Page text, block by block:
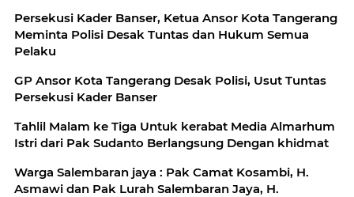
Persekusi Kader Banser, Ketua Ansor Kota Tangerang
Meminta Polisi Desak Tuntas dan Hukum Semua
Pelaku
GP Ansor Kota Tangerang Desak Polisi, Usut Tuntas
Persekusi Kader Banser
Tahlil Malam ke Tiga Untuk kerabat Media Almarhum
Istri dari Pak Sudanto Berlangsung Dengan khidmat
Warga Salembaran jaya : Pak Camat Kosambi, H.
Asmawi dan Pak Lurah Salembaran Jaya, H.